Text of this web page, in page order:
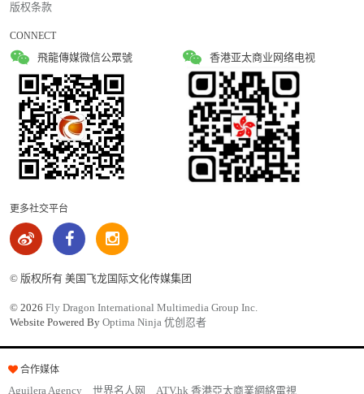
版权条款
CONNECT
飛龍傳媒微信公眾號 香港亚太商业网络电视
更多社交平台
© 版权所有 美国飞龙国际文化传媒集团
© 2026 Fly Dragon International Multimedia Group Inc.
Website Powered By Optima Ninja 优创忍者
合作媒体
Aguilera Agency 世界名人网 ATV.hk 香港亞太商業網絡電視